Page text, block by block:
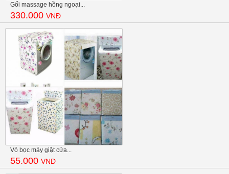
Gối massage hồng ngoại...
330.000 VNĐ
Vỏ bọc máy giặt cửa...
55.000 VNĐ